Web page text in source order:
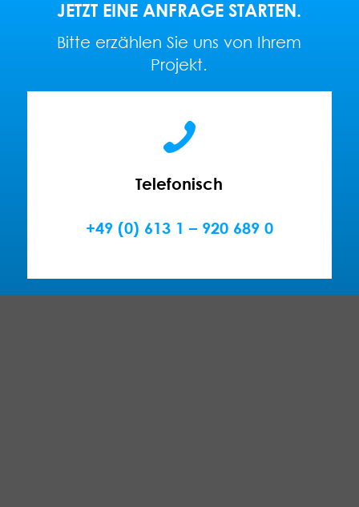
JETZT EINE ANFRAGE STARTEN.
Bitte erzählen Sie uns von Ihrem
Projekt.
Telefonisch
+49 (0) 613 1 – 920 689 0